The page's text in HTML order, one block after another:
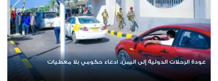
عودة الرحلات الدولية إلى اليمن.. ادعاء حكومي بلا معطيات